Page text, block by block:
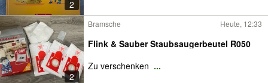
2
2
Bramsche Heute, 12:33
Flink & Sauber Staubsaugerbeutel R050
Zu verschenken ...